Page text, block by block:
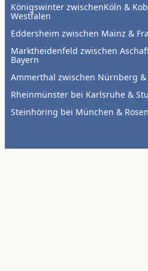
Königswinter zwischenKöln &
Westfalen
Eddersheim zwischen Mainz &
Marktheidenfeld zwischen
Bayern
Ammerthal zwischen Nürnberg
Rheinmünster bei Karlsruhe &
Steinhöring bei München &